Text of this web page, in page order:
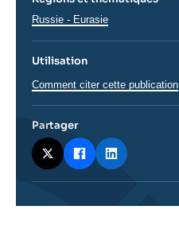
Régions
Russie - Eurasie
Utilisation
Comment citer cette publication
Partager